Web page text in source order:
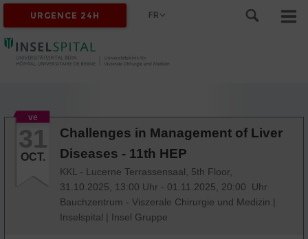
URGENCE 24H FR
ve
31
OCT.
Challenges in Management of Liver
Diseases - 11th HEP
KKL - Lucerne Terrassensaal, 5th Floor,
31.10.2025, 13:00 Uhr - 01.11.2025, 20:00 Uhr
Bauchzentrum - Viszerale Chirurgie und Medizin |
Inselspital | Insel Gruppe